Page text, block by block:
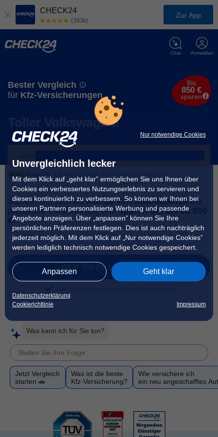
Nur notwendige Cookies
Unvergleichlich lecker
Mit dem Klick auf „geht klar” ermöglichen Sie uns Ihnen über
Cookies ein verbessertes Nutzungserlebnis zu servieren und
dieses kontinuierlich zu verbessern. So können wir Ihnen bei
unseren Partnern personalisierte Werbung und passende
Angebote anzeigen. Über „anpassen” können Sie Ihre
persönlichen Präferenzen festlegen. Dies ist auch nachträglich
jederzeit möglich. Mit dem Klick auf „Nur notwendige Cookies”
werden lediglich technisch notwendige Cookies gespeichert.
Anpassen Geht klar
Datenschutzerklärung
Cookierichtlinie
Impressum
CHECK24
(383k)
Zur App
Anmelden
Chat
Bester Vergleich
für Kfz-Versicherungen
Bis
850 €
sparen
Toller Volkswagen!
Sichern Sie sich alsKunde von AutoScout24 die
passende Versicherung undsparen Sie bis zu 850
€!
jetzt Tarife vergleichen
Was kann ich für Sie tun?
Jetzt Vergleich
starten 🚗
Was ist die beste
Kfz-Versicherung?
Wie versichere ich
ein neu angeschafftes